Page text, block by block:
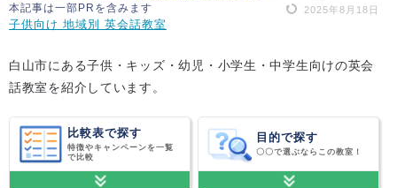
本記事は一部PRを含みます 2025年8月18日
子供向け 地域別 英会話教室
白山市にある子供・キッズ・幼児・小学生・中学生向けの英会
話教室を紹介しています。
比較表で探す
特徴やキャンペーンを一覧
で比較
目的で探す
〇〇で選ぶならこの教室！